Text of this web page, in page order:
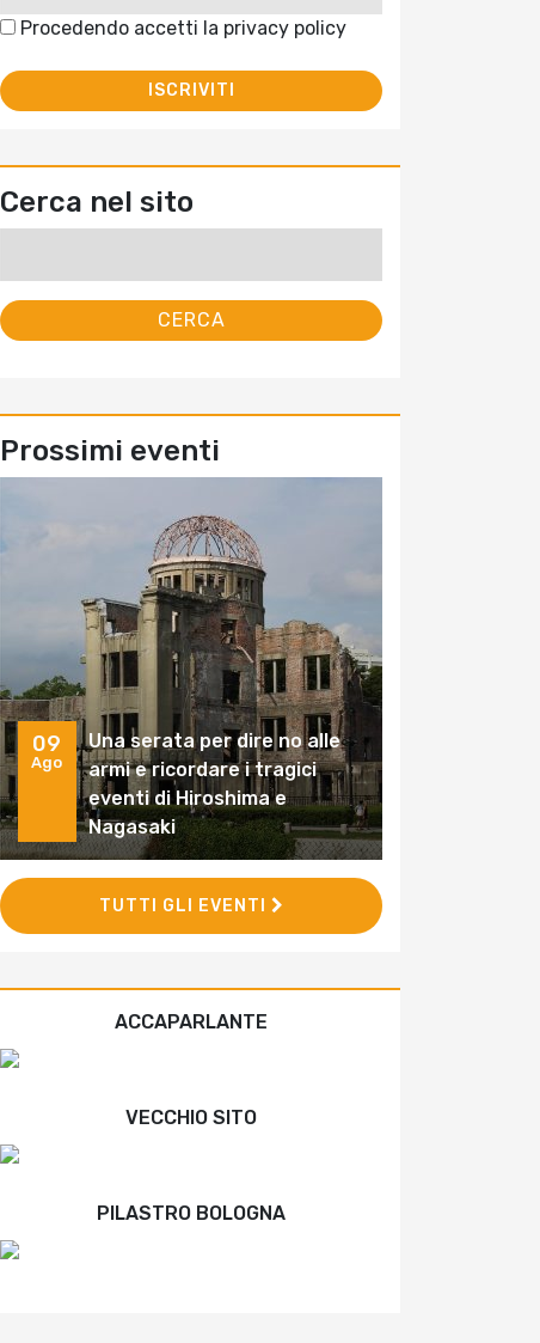
Procedendo accetti la privacy policy
Cerca nel sito
Prossimi eventi
09
Ago
Una serata per dire no alle
armi e ricordare i tragici
eventi di Hiroshima e
Nagasaki
TUTTI GLI EVENTI
ACCAPARLANTE
VECCHIO SITO
PILASTRO BOLOGNA